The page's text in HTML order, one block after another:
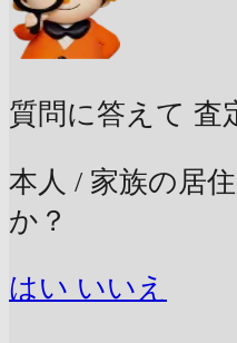
質問に答えて 査
本人 / 家族の居
か？
はい いいえ